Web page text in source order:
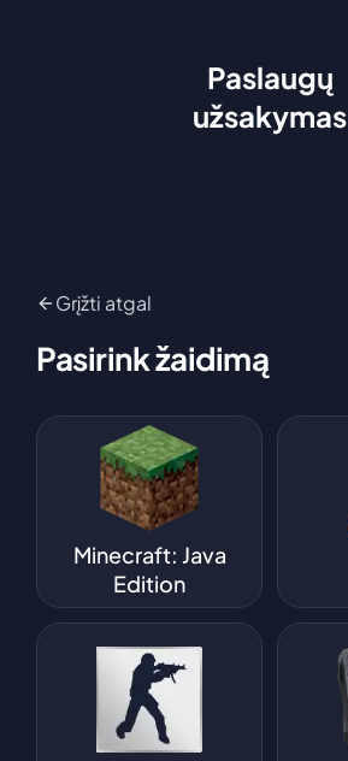
Paslaugų
užsakymas
Grįžti atgal
Pasirink žaidimą
Minecraft: Java
Edition